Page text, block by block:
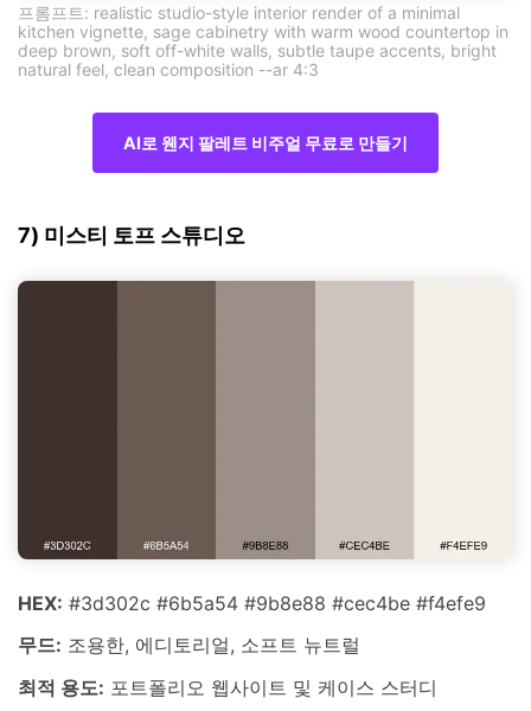
프롬프트: realistic studio-style interior render of a minimal
kitchen vignette, sage cabinetry with warm wood countertop in
deep brown, soft off-white walls, subtle taupe accents, bright
natural feel, clean composition --ar 4:3
AI로 웬지 팔레트 비주얼 무료로 만들기
7) 미스티 토프 스튜디오
HEX: #3d302c #6b5a54 #9b8e88 #cec4be #f4efe9
무드: 조용한, 에디토리얼, 소프트 뉴트럴
최적 용도: 포트폴리오 웹사이트 및 케이스 스터디